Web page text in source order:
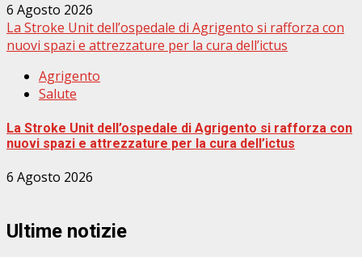
6 Agosto 2026
La Stroke Unit dell’ospedale di Agrigento si rafforza con
nuovi spazi e attrezzature per la cura dell’ictus
Agrigento
Salute
La Stroke Unit dell’ospedale di Agrigento si rafforza con
nuovi spazi e attrezzature per la cura dell’ictus
6 Agosto 2026
Ultime notizie